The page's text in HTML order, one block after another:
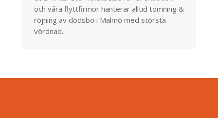
och våra flyttfirmor hanterar alltid tömning &
röjning av dödsbo i Malmö med största
vördnad.